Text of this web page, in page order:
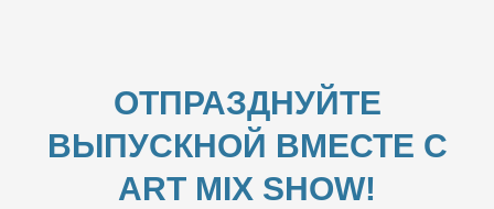
ОТПРАЗДНУЙТЕ
ВЫПУСКНОЙ ВМЕСТЕ С
ART MIX SHOW!